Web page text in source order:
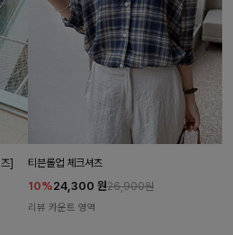
] 티븐롤업 체크셔츠
10%24,300 원26,900원
리뷰 카운트 영역